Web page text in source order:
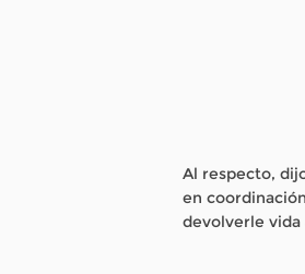
Al respecto,
en
devolverle vida